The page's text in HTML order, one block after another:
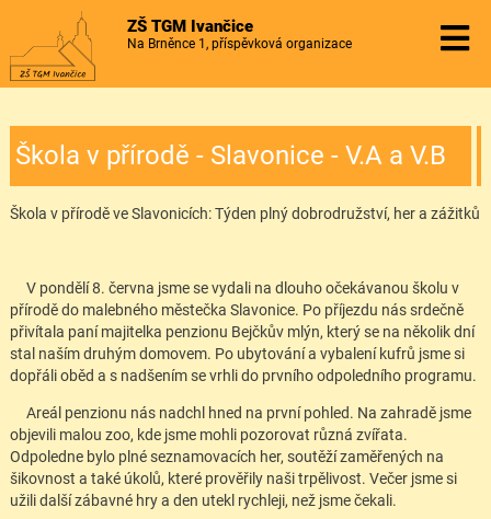
ZŠ TGM Ivančice
Na Brněnce 1, příspěvková organizace
Škola v přírodě - Slavonice - V.A a V.B
Škola v přírodě ve Slavonicích: Týden plný dobrodružství, her a zážitků
V pondělí 8. června jsme se vydali na dlouho očekávanou školu v
přírodě do malebného městečka Slavonice. Po příjezdu nás srdečně
přivítala paní majitelka penzionu Bejčkův mlýn, který se na několik dní
stal naším druhým domovem. Po ubytování a vybalení kufrů jsme si
dopřáli oběd a s nadšením se vrhli do prvního odpoledního programu.
Areál penzionu nás nadchl hned na první pohled. Na zahradě jsme
objevili malou zoo, kde jsme mohli pozorovat různá zvířata.
Odpoledne bylo plné seznamovacích her, soutěží zaměřených na
šikovnost a také úkolů, které prověřily naši trpělivost. Večer jsme si
užili další zábavné hry a den utekl rychleji, než jsme čekali.